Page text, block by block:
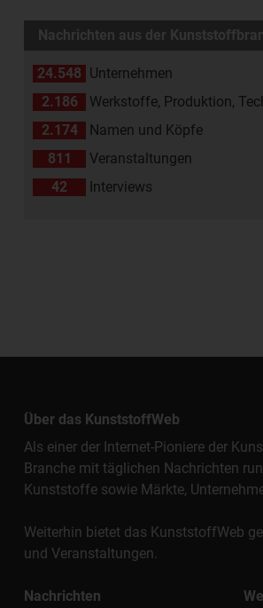
Nachrichten aus der
24.548 Unternehmen
2.186
Werkstoffe, Produktion,
2.174
Namen und Köpfe
811
Veranstaltungen
42
Interviews
Über das KunststoffWeb
Als einer der Internet-Pioniere der
Branche mit täglichen Nachrichten
Kunststoffe sowie Märkte,
Weiterhin bietet das KunststoffWeb
und Veranstaltungen.
Nachrichten